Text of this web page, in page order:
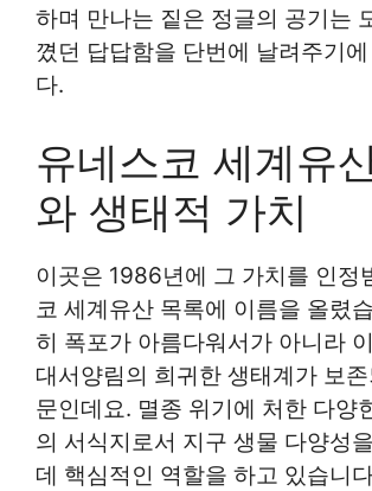
하며 만나는 짙은 정글의 공기는
꼈던 답답함을 단번에 날려주기
다.
유네스코 세계유
와 생태적 가치
이곳은 1986년에 그 가치를 인정
코 세계유산 목록에 이름을 올렸
히 폭포가 아름다워서가 아니라
대서양림의 희귀한 생태계가 보
문인데요. 멸종 위기에 처한 다양
의 서식지로서 지구 생물 다양성
데 핵심적인 역할을 하고 있습니